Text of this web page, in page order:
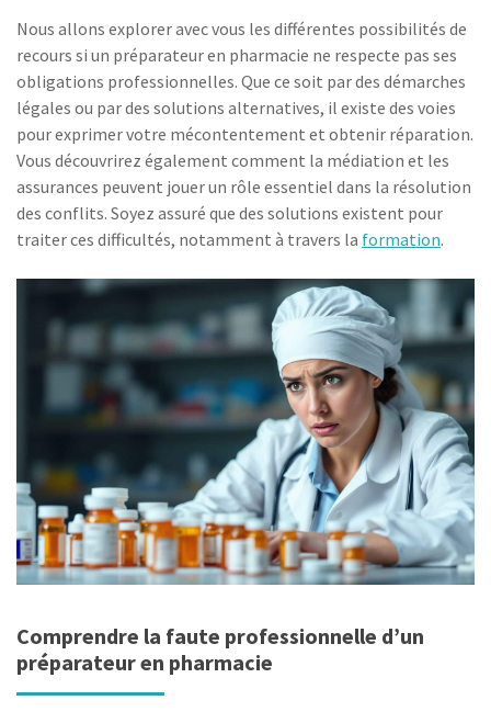
Nous allons explorer avec vous les différentes possibilités de
recours si un préparateur en pharmacie ne respecte pas ses
obligations professionnelles. Que ce soit par des démarches
légales ou par des solutions alternatives, il existe des voies
pour exprimer votre mécontentement et obtenir réparation.
Vous découvrirez également comment la médiation et les
assurances peuvent jouer un rôle essentiel dans la résolution
des conflits. Soyez assuré que des solutions existent pour
traiter ces difficultés, notamment à travers la formation.
Comprendre la faute professionnelle d’un
préparateur en pharmacie